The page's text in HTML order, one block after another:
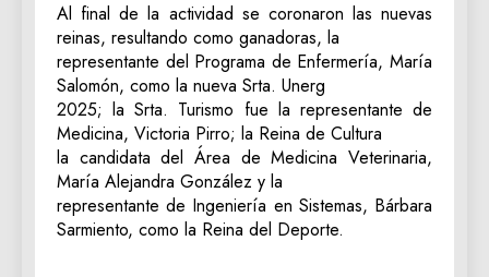
Al final de la actividad se coronaron las nuevas
reinas, resultando como ganadoras, la
representante del Programa de Enfermería, María
Salomón, como la nueva Srta. Unerg
2025; la Srta. Turismo fue la representante de
Medicina, Victoria Pirro; la Reina de Cultura
la candidata del Área de Medicina Veterinaria,
María Alejandra González y la
representante de Ingeniería en Sistemas, Bárbara
Sarmiento, como la Reina del Deporte.